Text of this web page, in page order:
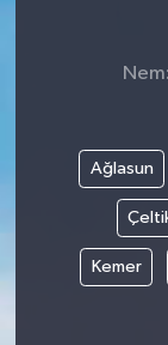
Ağlasun
Kemer